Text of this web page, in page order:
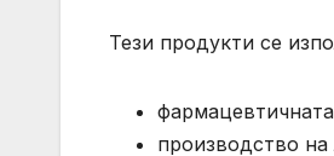
Тези продукти се
производство